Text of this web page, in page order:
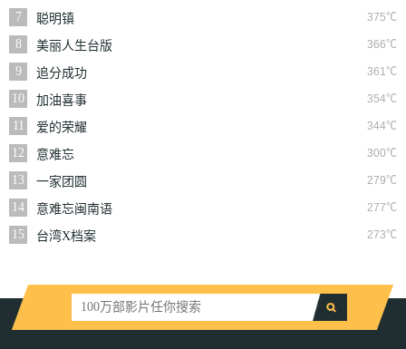
7
375℃
聪明镇
8
366℃
美丽人生台版
9
361℃
追分成功
10
354℃
加油喜事
11
344℃
爱的荣耀
12
300℃
意难忘
13
279℃
一家团圆
14
277℃
意难忘闽南语
15
273℃
台湾X档案